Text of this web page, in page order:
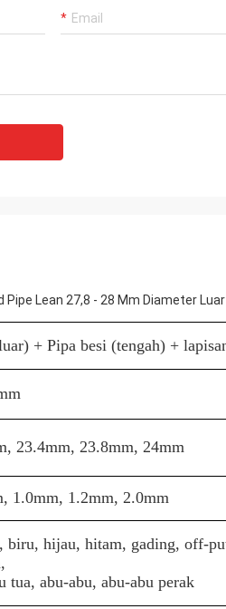
Pipe Lean 27,8 - 28 Mm Diameter Luar
+ Pipa besi (tengah) +
23.4mm, 23.8mm, 24mm
1.0mm, 1.2mm, 2.0mm
biru, hijau, hitam, gading, off-
tua, abu-abu, abu-abu perak